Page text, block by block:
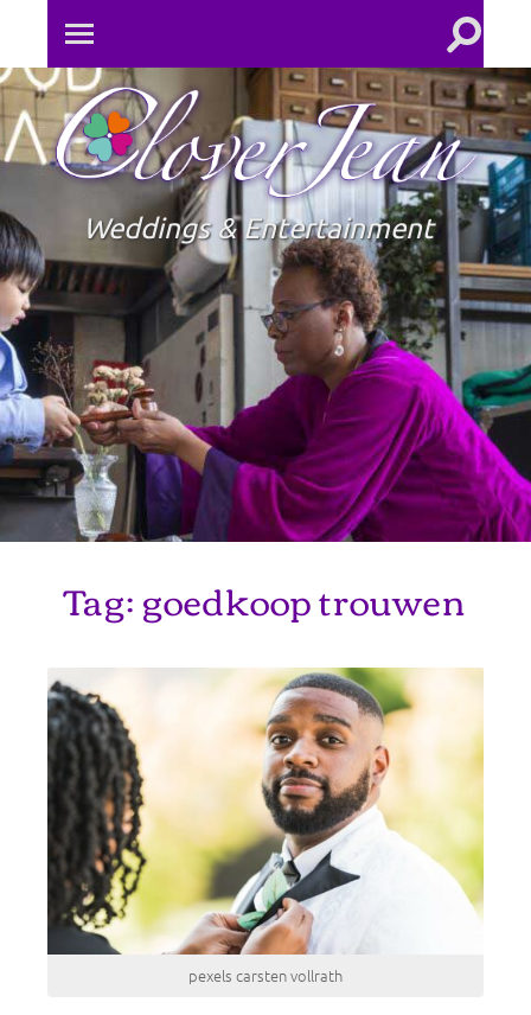
Toggle
mobile
menu
Toggle
field
Jean
Weddings & Entertainment
Tag:goedkoop trouwen
pexels carsten vollrath